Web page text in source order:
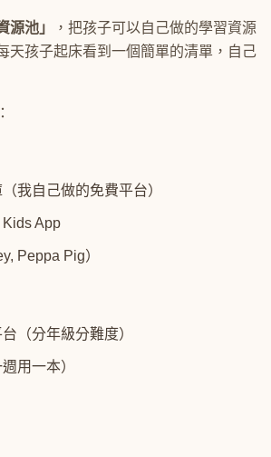
源池」
，把孩子可以自己做的學習資源
天孩子起床看到一個簡單的清單，自己
我自己做的免費平台）
Kids App
Peppa Pig）
（分年級分難度）
用一本）